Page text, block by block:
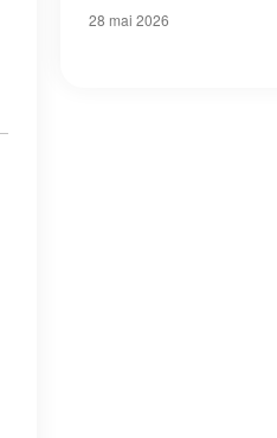
28 mai 2026